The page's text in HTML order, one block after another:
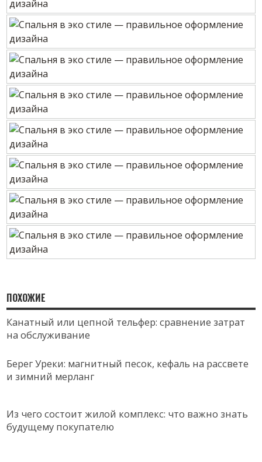
ПОХОЖИЕ
Канатный или цепной тельфер: сравнение затрат
на обслуживание
Берег Уреки: магнитный песок, кефаль на рассвете
и зимний мерланг
Из чего состоит жилой комплекс: что важно знать
будущему покупателю